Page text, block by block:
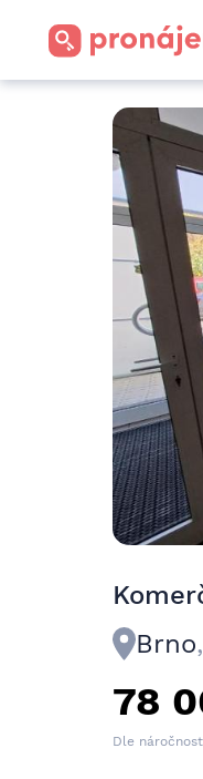
Brno
78
Dle